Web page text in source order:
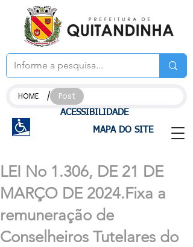
ACESSIBILIDADE
MAPA DO SITE
HOME / Post
LEI No 1.306, DE 21 DE
MARÇO DE 2024.Fixa a
remuneração de
Conselheiros Tutelares do